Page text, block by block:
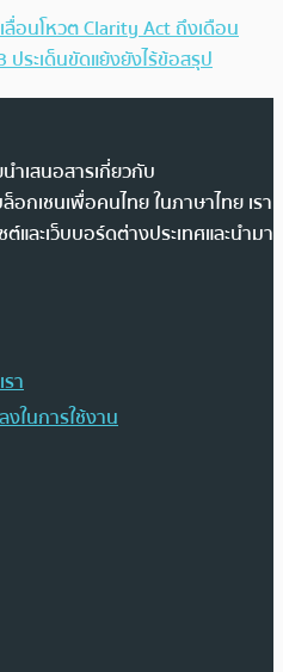
อนโหวต Clarity Act ถึงเดือน
ระเด็นขัดแย้งยังไร้ข้อสรุป
ำเสนอสารเกี่ยวกับ
อกเชนเพื่อคนไทย ในภาษาไทย เรา
ละเว็บบอร์ดต่างประเทศและนำมา
า
ในการใช้งาน